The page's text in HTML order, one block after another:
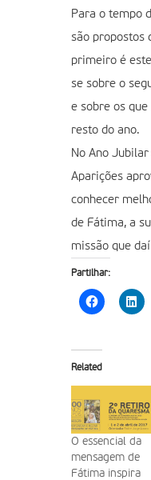
Para o tempo
são propostos
primeiro é
se sobre o
e sobre os
resto do ano.
No Ano
Aparições
conhecer
de Fátima, a
missão que
Partilhar:
Related
O essencial da
mensagem de
Fátima inspira